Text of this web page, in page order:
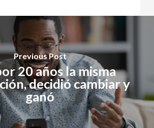
Previous Post
20 años la misma
decidió cambiar y
ganó